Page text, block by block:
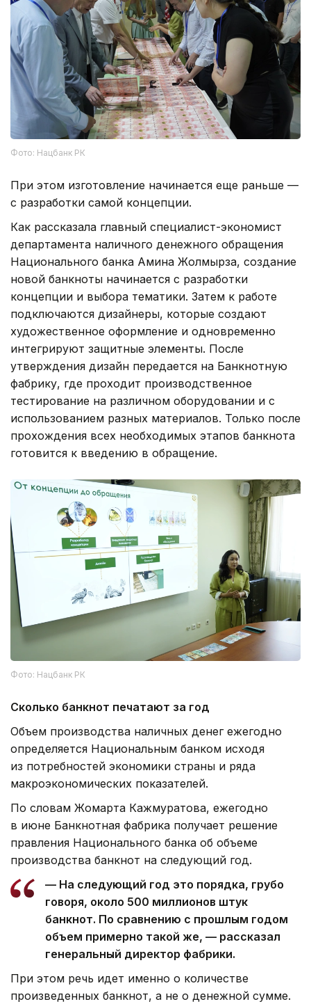
Фото: Нацбанк РК
При этом изготовление начинается еще раньше —
с разработки самой концепции.
Как рассказала главный специалист-экономист
департамента наличного денежного обращения
Национального банка Амина Жолмырза, создание
новой банкноты начинается с разработки
концепции и выбора тематики. Затем к работе
подключаются дизайнеры, которые создают
художественное оформление и одновременно
интегрируют защитные элементы. После
утверждения дизайн передается на Банкнотную
фабрику, где проходит производственное
тестирование на различном оборудовании и с
использованием разных материалов. Только после
прохождения всех необходимых этапов банкнота
готовится к введению в обращение.
Фото: Нацбанк РК
Сколько банкнот печатают за год
Объем производства наличных денег ежегодно
определяется Национальным банком исходя
из потребностей экономики страны и ряда
макроэкономических показателей.
По словам Жомарта Кажмуратова, ежегодно
в июне Банкнотная фабрика получает решение
правления Национального банка об объеме
производства банкнот на следующий год.
— На следующий год это порядка, грубо
говоря, около 500 миллионов штук
банкнот. По сравнению с прошлым годом
объем примерно такой же, — рассказал
генеральный директор фабрики.
При этом речь идет именно о количестве
произведенных банкнот, а не о денежной сумме.